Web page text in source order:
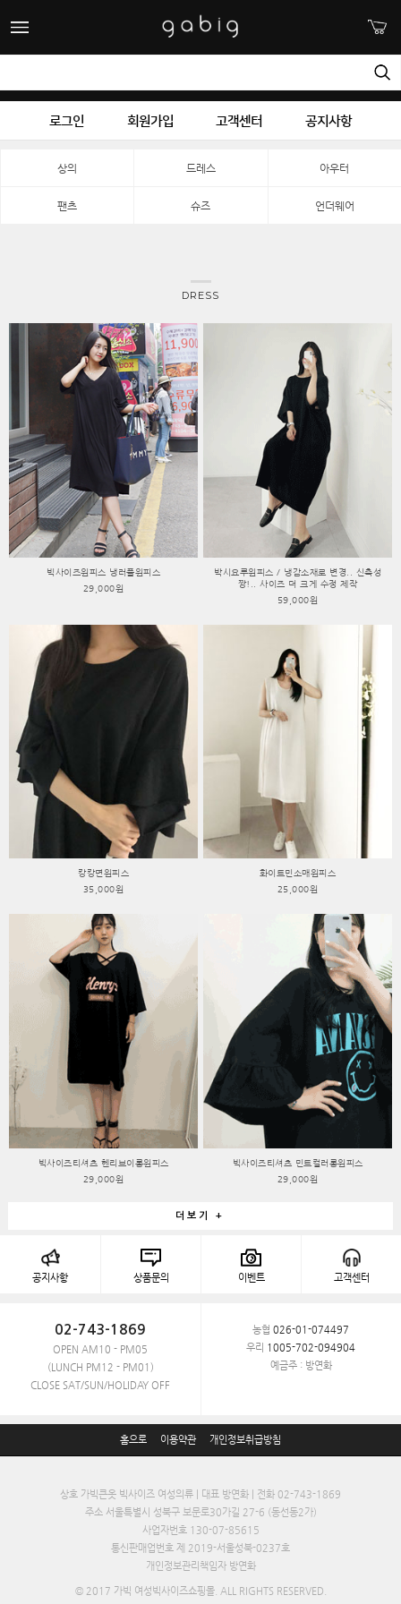
로그인 회원가입 고객센터 공지사항
상의 드레스 아우터
팬츠 슈즈 언더웨어
DRESS
빅사이즈원피스 냉러플원피스
29,000원
박시요루원피스 / 냉감소재로 변경.. 신축성
짱!.. 사이즈 더 크게 수정 제작
59,000원
캉캉면원피스
35,000원
화이트민소매원피스
25,000원
빅사이즈티셔츠 헨리브이롱원피스
29,000원
빅사이즈티셔츠 민트컬러롱원피스
29,000원
더보기 +
공지사항 상품문의 이벤트 고객센터
02-743-1869
OPEN AM10 - PM05
(LUNCH PM12 - PM01)
CLOSE SAT/SUN/HOLIDAY OFF
농협 026-01-074497
우리 1005-702-094904
예금주 : 방연화
홈으로 이용약관 개인정보취급방침
상호 가빅큰옷 빅사이즈 여성의류 | 대표 방연화 | 전화 02-743-1869
주소 서울특별시 성북구 보문로30가길 27-6 (동선동2가)
사업자번호 130-07-85615
통신판매업번호 제 2019-서울성북-0237호
개인정보관리책임자 방연화
© 2017 가빅 여성빅사이즈쇼핑몰. ALL RIGHTS RESERVED.